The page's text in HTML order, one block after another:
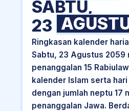
SABTU,
23
Ringkasan kalender
Sabtu, 23 Agustus 2059
penanggalan 15
kalender Islam serta
dengan jumlah neptu 17
penanggalan Jawa.